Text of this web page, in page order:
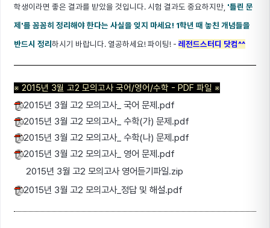
학생이라면 좋은 결과를 받았을 것입니다. 시험 결과도 중요하지만, '틀린 문
제'를 꼼꼼히 정리해야 한다는 사실을 잊지 마세요! 1학년 때 놓친 개념들을
반드시 정리하시기 바랍니다. 열공하세요! 파이팅! - 레전드스터디 닷컴^^
※ 2015년 3월 고2 모의고사 국어/영어/수학 - PDF 파일 ※
2015년 3월 고2 모의고사_ 국어 문제.pdf
2015년 3월 고2 모의고사_ 수학(가) 문제.pdf
2015년 3월 고2 모의고사_ 수학(나) 문제.pdf
2015년 3월 고2 모의고사_ 영어 문제.pdf
2015년 3월 고2 모의고사 영어듣기파일.zip
2015년 3월 고2 모의고사_정답 및 해설.pdf